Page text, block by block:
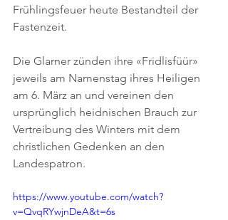
Frühlingsfeuer heute Bestandteil der
Fastenzeit.
Die Glarner zünden ihre «Fridlisfüür»
jeweils am Namenstag ihres Heiligen
am 6. März an und vereinen den
ursprünglich heidnischen Brauch zur
Vertreibung des Winters mit dem
christlichen Gedenken an den
Landespatron.
https://www.youtube.com/watch?
v=QvqRYwjnDeA&t=6s